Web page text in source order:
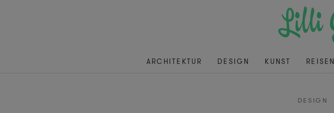
ARCHITEKTUR DESIGN KUNST REISEN
DESIGN